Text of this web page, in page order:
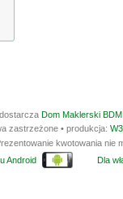
Dom Maklerski
zastrzeżone • produkcja:
kwotowania
Android Dla